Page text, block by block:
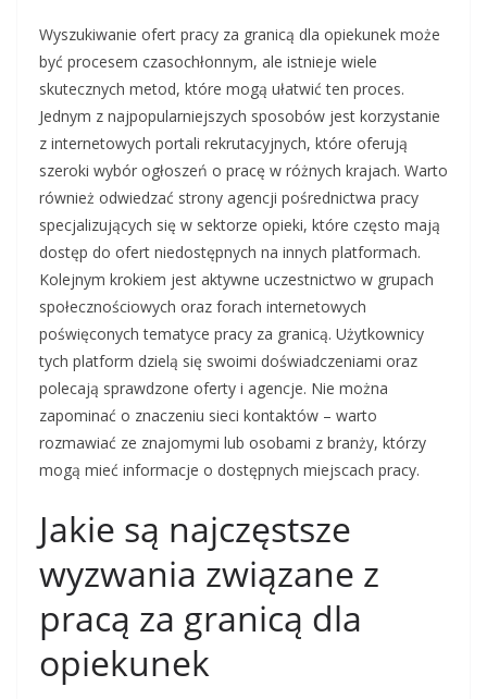
Wyszukiwanie ofert pracy za granicą dla opiekunek może
być procesem czasochłonnym, ale istnieje wiele
skutecznych metod, które mogą ułatwić ten proces.
Jednym z najpopularniejszych sposobów jest korzystanie
z internetowych portali rekrutacyjnych, które oferują
szeroki wybór ogłoszeń o pracę w różnych krajach. Warto
również odwiedzać strony agencji pośrednictwa pracy
specjalizujących się w sektorze opieki, które często mają
dostęp do ofert niedostępnych na innych platformach.
Kolejnym krokiem jest aktywne uczestnictwo w grupach
społecznościowych oraz forach internetowych
poświęconych tematyce pracy za granicą. Użytkownicy
tych platform dzielą się swoimi doświadczeniami oraz
polecają sprawdzone oferty i agencje. Nie można
zapominać o znaczeniu sieci kontaktów – warto
rozmawiać ze znajomymi lub osobami z branży, którzy
mogą mieć informacje o dostępnych miejscach pracy.
Jakie są najczęstsze
wyzwania związane z
pracą za granicą dla
opiekunek